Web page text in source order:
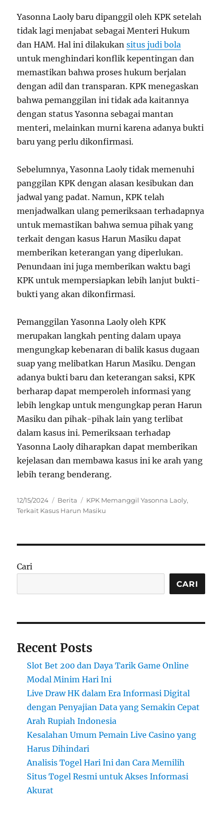
Yasonna Laoly baru dipanggil oleh KPK setelah
tidak lagi menjabat sebagai Menteri Hukum
dan HAM. Hal ini dilakukansitus judi bola
untuk menghindari konflik kepentingan dan
memastikan bahwa proses hukum berjalan
dengan adil dan transparan. KPK menegaskan
bahwa pemanggilan ini tidak ada kaitannya
dengan status Yasonna sebagai mantan
menteri, melainkan murni karena adanya bukti
baru yang perlu dikonfirmasi.
Sebelumnya, Yasonna Laoly tidak memenuhi
panggilan KPK dengan alasan kesibukan dan
jadwal yang padat. Namun, KPK telah
menjadwalkan ulang pemeriksaan terhadapnya
untuk memastikan bahwa semua pihak yang
terkait dengan kasus Harun Masiku dapat
memberikan keterangan yang diperlukan.
Penundaan ini juga memberikan waktu bagi
KPK untuk mempersiapkan lebih lanjut bukti-
bukti yang akan dikonfirmasi.
Pemanggilan Yasonna Laoly oleh KPK
merupakan langkah penting dalam upaya
mengungkap kebenaran di balik kasus dugaan
suap yang melibatkan Harun Masiku. Dengan
adanya bukti baru dan keterangan saksi, KPK
berharap dapat memperoleh informasi yang
lebih lengkap untuk mengungkap peran Harun
Masiku dan pihak-pihak lain yang terlibat
dalam kasus ini. Pemeriksaan terhadap
Yasonna Laoly diharapkan dapat memberikan
kejelasan dan membawa kasus ini ke arah yang
lebih terang benderang.
Posted
on
12/15/2024 Categories
Berita Tags
KPK Memanggil Yasonna Laoly,
Terkait Kasus Harun Masiku
Cari
CARI
Recent Posts
Slot Bet 200 dan Daya Tarik Game Online
Modal Minim Hari Ini
Live Draw HK dalam Era Informasi Digital
dengan Penyajian Data yang Semakin Cepat
Arah Rupiah Indonesia
Kesalahan Umum Pemain Live Casino yang
Harus Dihindari
Analisis Togel Hari Ini dan Cara Memilih
Situs Togel Resmi untuk Akses Informasi
Akurat